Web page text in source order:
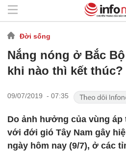
Đời sống
Nắng nóng ở Bắc
khi nào thì kết thúc?
09/07/2019 - 07:35
Do ảnh hưởng của vùng áp
với đới gió Tây Nam gây
ngày hôm nay (9/7), ở các